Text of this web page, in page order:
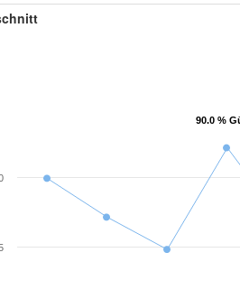
90.0 %
90.0 %